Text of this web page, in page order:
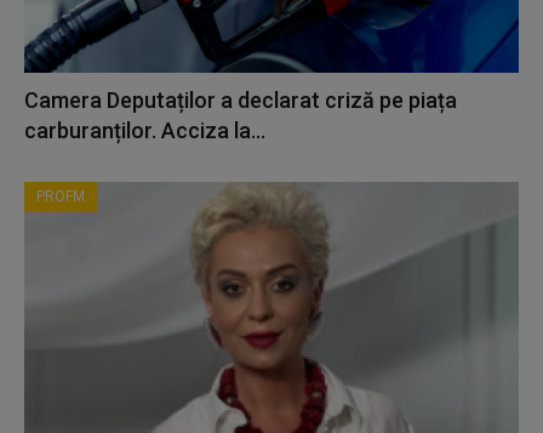
Camera Deputaților a declarat criză pe piața
carburanților. Acciza la...
PROFM